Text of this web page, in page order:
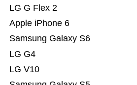
LG V10
LG G4
Samsung Galaxy S6
Apple iPhone 6
LG G Flex 2